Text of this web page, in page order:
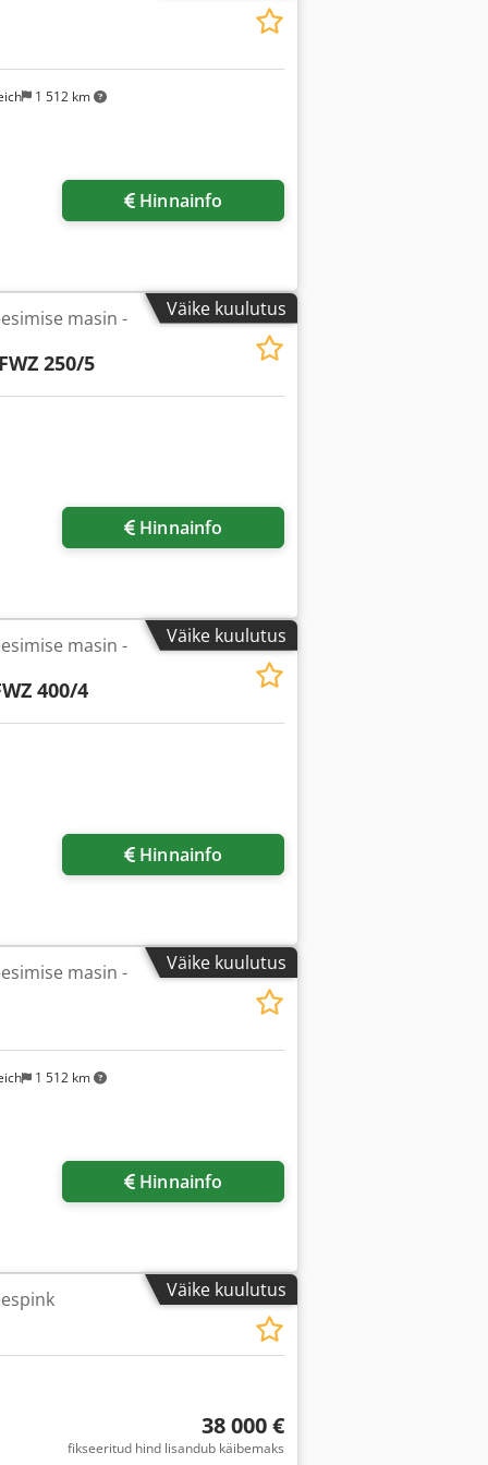
1 512 km
Hinnainfo
Väike kuulutus
masin -
250/5
Hinnainfo
Väike kuulutus
masin -
400/4
Hinnainfo
Väike kuulutus
1 512 km
masin -
Hinnainfo
Väike kuulutus
38 000 €
fikseeritud hind lisandub käibemaks